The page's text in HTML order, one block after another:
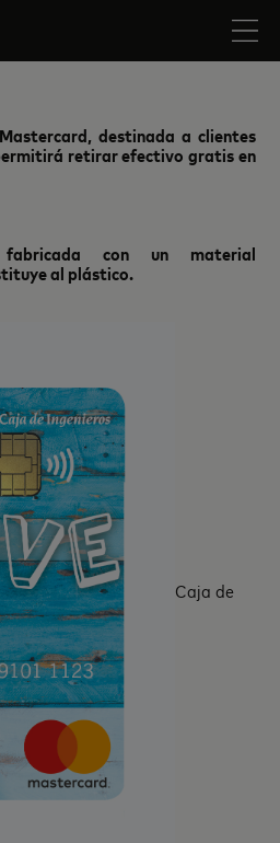
destinada a clientes
retirar efectivo gratis en
con un material
al plástico.
Caja de